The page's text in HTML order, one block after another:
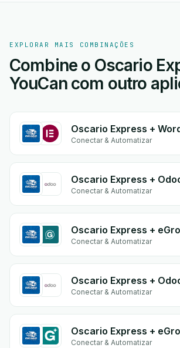
EXPLORAR MAIS COMBINAÇÕES
Combine o Oscario
YouCan com outro
Conectar & Automatizar
Oscario Express +
Conectar & Automatizar
Conectar & Automatizar
Oscario Express +
Conectar & Automatizar
Oscario Express +
Conectar & Automatizar